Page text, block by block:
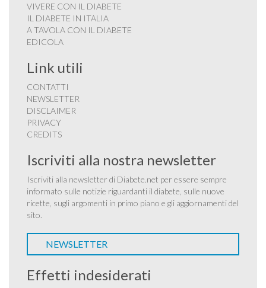
VIVERE CON IL DIABETE
IL DIABETE IN ITALIA
A TAVOLA CON IL DIABETE
EDICOLA
Link utili
CONTATTI
NEWSLETTER
DISCLAIMER
PRIVACY
CREDITS
Iscriviti alla nostra newsletter
Iscriviti alla newsletter di Diabete.net per essere sempre
informato sulle notizie riguardanti il diabete, sulle nuove
ricette, sugli argomenti in primo piano e gli aggiornamenti del
sito.
NEWSLETTER
Effetti indesiderati